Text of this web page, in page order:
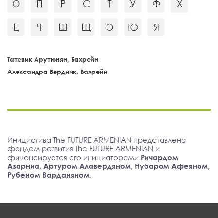
О П Р С Т У Ф Х
Ц Ч Ш Щ Э Ю Я
Татевик Арутюнян, Бахрейн
Александра Бердник, Бахрейн
Инициатива The FUTURE ARMENIAN представлена
фондом развития The FUTURE ARMENIAN и
финансируется его инициаторами Ричардом
Азарниа, Артуром Алавердяном, Нубаром Афеяном,
Рубеном Варданяном.